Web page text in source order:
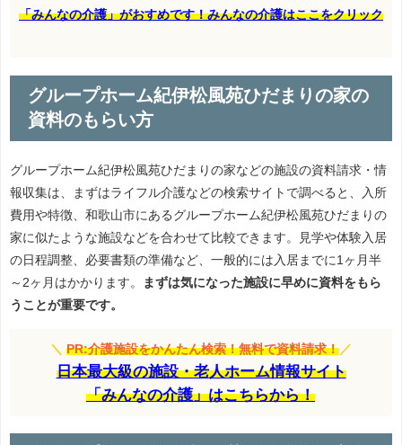
「みんなの介護」がおすめです！みんなの介護はここをクリック
グループホーム紀伊松風苑ひだまりの家の
資料のもらい方
グループホーム紀伊松風苑ひだまりの家などの施設の資料請求・情
報収集は、まずはライフル介護などの検索サイトで調べると、入所
費用や特徴、和歌山市にあるグループホーム紀伊松風苑ひだまりの
家に似たような施設などを合わせて比較できます。見学や体験入居
の日程調整、必要書類の準備など、一般的には入居までに1ヶ月半
～2ヶ月はかかります。
まずは気になった施設に早めに資料をもら
うことが重要です。
＼ PR:介護施設をかんたん検索！無料で資料請求！ ／
日本最大級の施設・老人ホーム情報サイト
「みんなの介護」はこちらから！